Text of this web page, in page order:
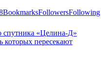
BookmarksFollowersFollowing
спутника «Целина-Д»
которых пересекают